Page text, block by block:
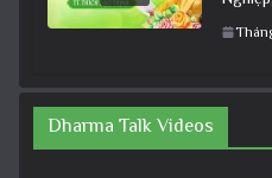
Dharma Talk Videos